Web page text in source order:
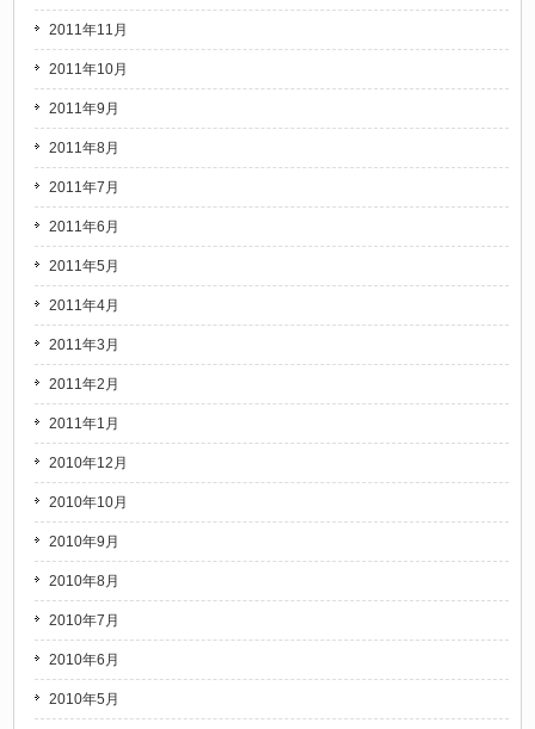
2011年11月
2011年10月
2011年9月
2011年8月
2011年7月
2011年6月
2011年5月
2011年4月
2011年3月
2011年2月
2011年1月
2010年12月
2010年10月
2010年9月
2010年8月
2010年7月
2010年6月
2010年5月